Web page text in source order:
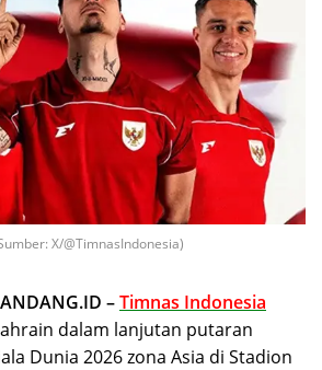
X/@TimnasIndonesia)
–Timnas Indonesia
dalam lanjutan putaran
Dunia 2026 zona Asia di Stadion